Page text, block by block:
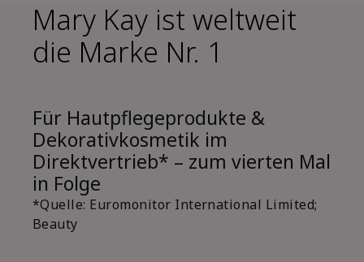
Mary Kay ist weltweit
die Marke Nr. 1
Für Hautpflegeprodukte &
Dekorativkosmetik im
Direktvertrieb* – zum vierten Mal
in Folge
*Quelle: Euromonitor International Limited;
Beauty